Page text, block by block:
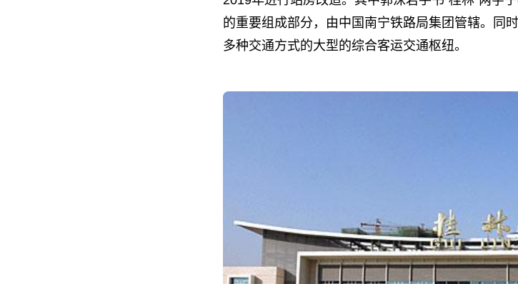
的重要组成部分，由中国南宁铁路局集团管辖。同
多种交通方式的大型的综合客运交通枢纽。